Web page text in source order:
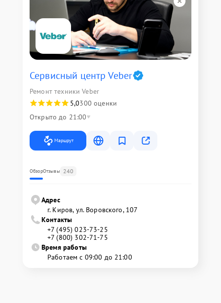
Сервисный центр Veber
Ремонт техники Veber
5,0300 оценки
Открыто до 21:00
Маршрут
ОбзорОтзывы 240
Адрес
г. Киров, ул. Воровского, 107
Контакты
+7 (495) 023-73-25
+7 (800) 302-71-75
Время работы
Работаем с 09:00 до 21:00